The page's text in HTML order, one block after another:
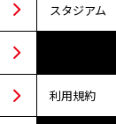
スタジアム
利用規約